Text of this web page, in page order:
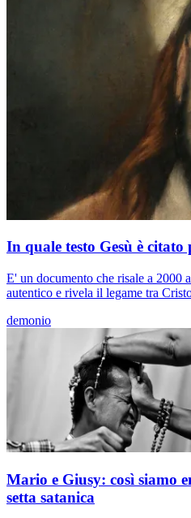
In quale testo Gesù è
E' un documento che risale a 2000
autentico e rivela il legame tra
demonio
Mario e Giusy: così siamo
setta satanica